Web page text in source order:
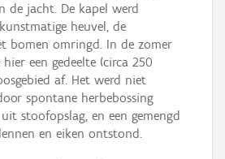
de jacht. De kapel werd
heuvel, de
bomen omringd. In de zomer
een gedeelte (circa 250
af. Het werd niet
spontane herbebossing
stoofopslag, en een gemengd
en eiken ontstond.